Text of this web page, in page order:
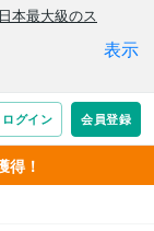
得！